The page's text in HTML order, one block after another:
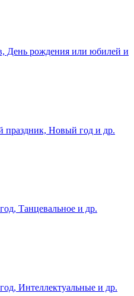
День рождения или юбилей и
праздник, Новый год и др.
Танцевальное и др.
Интеллектуальные и др.